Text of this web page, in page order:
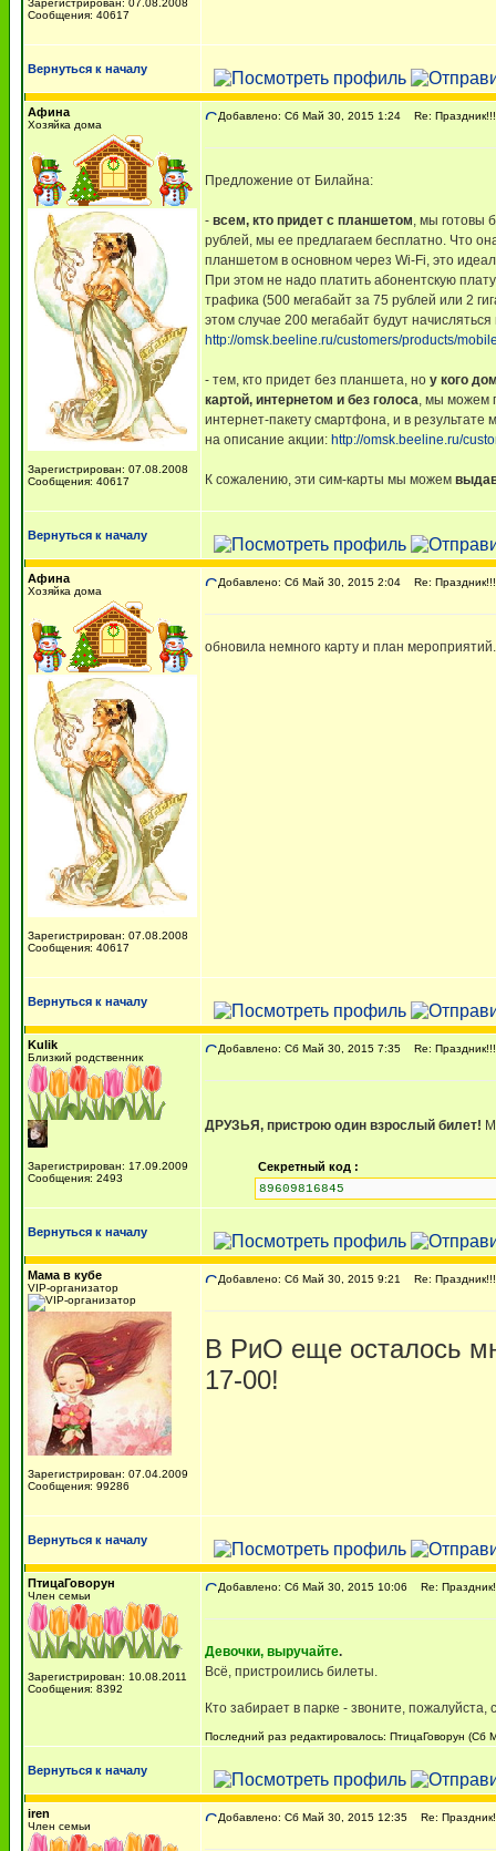
Зарегистрирован: 07.08.2008
Сообщения: 40617
Вернуться к началу
Афина
Хозяйка дома
Зарегистрирован: 07.08.2008
Сообщения: 40617
Добавлено: Сб Май 30, 2015 1:24 Re:
Предложение от Билайна:
- всем, кто придет с планшетом, мы готовы
рублей, мы ее предлагаем бесплатно. Что
планшетом в основном через Wi-Fi, это
При этом не надо платить абонентскую
трафика (500 мегабайт за 75 рублей или 2
этом случае 200 мегабайт будут
http://omsk.beeline.ru/customers/products/
- тем, кто придет без планшета, но у кого
картой, интернетом и без голоса, мы можем
интернет-пакету смартфона, и в результате
на описание акции: http://omsk.beeline.ru/
К сожалению, эти сим-карты мы можем
Вернуться к началу
Афина
Хозяйка дома
Зарегистрирован: 07.08.2008
Сообщения: 40617
Добавлено: Сб Май 30, 2015 2:04 Re:
обновила немного карту и план
Вернуться к началу
Kulik
Близкий родственник
Зарегистрирован: 17.09.2009
Сообщения: 2493
Добавлено: Сб Май 30, 2015 7:35 Re:
ДРУЗЬЯ, пристрою один взрослый билет!
Секретный код :
89609816845
Вернуться к началу
Мама в кубе
VIP-организатор
Зарегистрирован: 07.04.2009
Сообщения: 99286
Добавлено: Сб Май 30, 2015 9:21 Re:
В РиО еще осталось
17-00!
Вернуться к началу
ПтицаГоворун
Член семьи
Зарегистрирован: 10.08.2011
Сообщения: 8392
Добавлено: Сб Май 30, 2015 10:06 Re:
Девочки, выручайте.
Всё, пристроились билеты.
Кто забирает в парке - звоните,
Последний раз редактировалось: ПтицаГоворун (Сб
Вернуться к началу
iren
Член семьи
Добавлено: Сб Май 30, 2015 12:35 Re: